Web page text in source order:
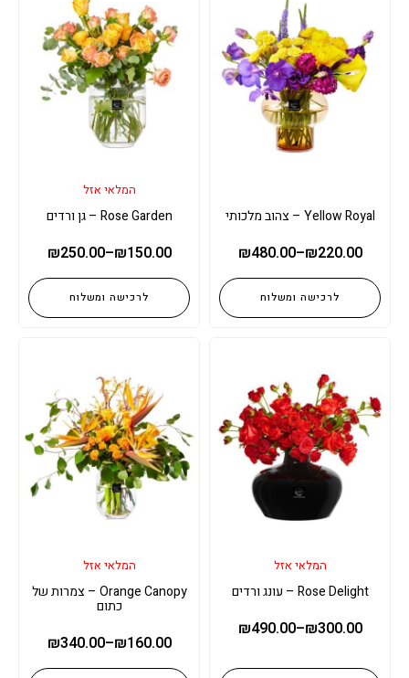
Yellow Royal – צהוב מלכותי
₪220.00
–
₪480.00
לרכישה ומשלוח
המלאי אזל
Rose Garden – גן ורדים
₪150.00
–
₪250.00
לרכישה ומשלוח
המלאי אזל
Rose Delight – עונג ורדים
₪300.00
–
₪490.00
המלאי אזל
Orange Canopy – צמרות של
כתום
₪160.00
–
₪340.00